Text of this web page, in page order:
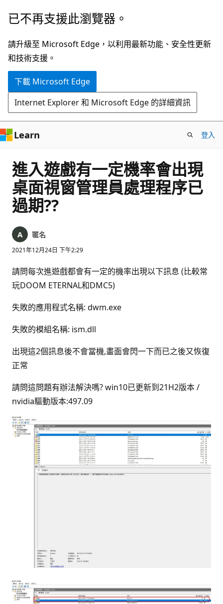
跳
主
要
內
已不再支援此瀏覽器。
請升級至 Microsoft Edge，以利用最新功能、安全性更新
和技術支援。
下載 Microsoft Edge
Internet Explorer 和 Microsoft Edge 的詳細資訊
Learn 登入
進入遊戲有一定機率會出現
桌面視窗管理員處理程序已
過期??
匿名
2021年12月24日 下午2:29
請問每次進遊戲都會有一定的機率出現以下訊息 (比較常
玩DOOM ETERNAL和DMC5)
失敗的應用程式名稱: dwm.exe
失敗的模組名稱: ism.dll
出現這2個訊息後不會當機,畫面會閃一下而已之後又恢復
正常
請問這問題有辦法解決嗎? win10已更新到21H2版本 /
nvidia驅動版本:497.09